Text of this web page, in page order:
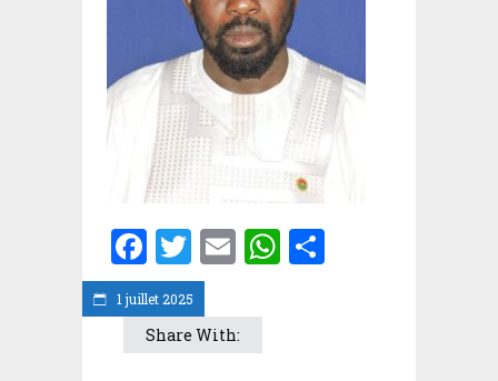
1 juillet 2025
Facebook
Twitter
EmailWhatsApp
Share With: